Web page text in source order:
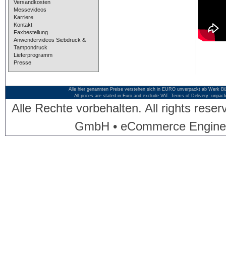
Versandkosten
Messevideos
Karriere
Kontakt
Faxbestellung
Anwendervideos Siebdruck &
Tampondruck
Lieferprogramm
Presse
Alle hier genannten Preise verstehen sich in EURO unverpackt ab Werk
All prices are stated in Euro and exclude VAT. Terms of Delivery:
Alle Rechte vorbehalten. All rights
GmbH • eCommerce